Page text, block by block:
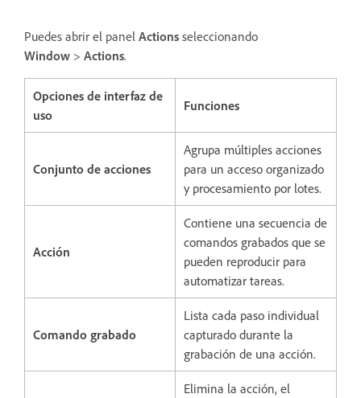
Puedes abrir el panel Actions seleccionando
Window > Actions.
Opciones de interfaz de
uso
Funciones
Conjunto de acciones
Agrupa múltiples acciones
para un acceso organizado
y procesamiento por lotes.
Acción
Contiene una secuencia de
comandos grabados que se
pueden reproducir para
automatizar tareas.
Comando grabado
Lista cada paso individual
capturado durante la
grabación de una acción.
Elimina la acción, el